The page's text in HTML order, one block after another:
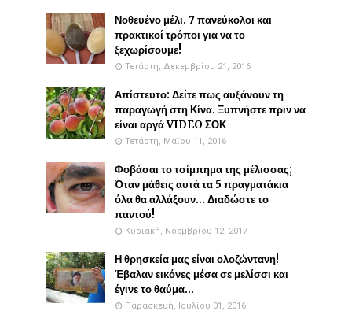
Νοθευένο μέλι. 7 πανεύκολοι και
πρακτικοί τρόποι για να το
ξεχωρίσουμε!
Τετάρτη, Δεκεμβρίου 21, 2016
Απίστευτο: Δείτε πως αυξάνουν τη
παραγωγή στη Κίνα. Ξυπνήστε πριν να
είναι αργά VIDEO ΣΟΚ
Τετάρτη, Μαΐου 11, 2016
Φοβάσαι το τσίμπημα της μέλισσας;
Όταν μάθεις αυτά τα 5 πραγματάκια
όλα θα αλλάξουν... Διαδώστε το
παντού!
Κυριακή, Νοεμβρίου 12, 2017
Η θρησκεία μας είναι ολοζώντανη!
Έβαλαν εικόνες μέσα σε μελίσσι και
έγινε το θαύμα...
Παρασκευή, Ιουλίου 01, 2016